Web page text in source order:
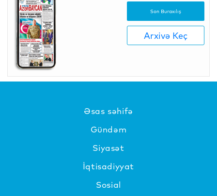
Son Buraxılış
Arxivə Keç
Əsas səhifə
Gündəm
Siyasət
İqtisadiyyat
Sosial